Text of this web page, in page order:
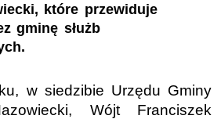
które przewiduje
gminę służb
w siedzibie Urzędu Gminy
Wójt Franciszek